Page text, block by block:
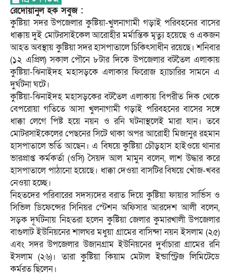
রেদোয়ানুল হক সবুজ :
কুষ্টিয়া সদর উপজেলার কুষ্টিয়া-খুলনাগামী গড়াই পরিবহনের বাসের
ধাক্কায় দুই মোটরসাইকেল আরোহীর মর্মান্তিক মৃত্যু হয়েছে ও একজন
আহত অবস্থায় কুষ্টিয়া সদর হাসপাতালে চিকিৎসাধীন রয়েছে। শনিবার
(১২ এপ্রিল) সকাল পৌনে ৮টার দিকে উপজেলার বটতৈল এলাকায়
কুষ্টিয়া-ঝিনাইদহ মহাসড়কে এলাকার ফিরোজ হ্যাচারির সামনে এ
দুর্ঘটনা ঘটে।
কুষ্টিয়া-ঝিনাইদহ মহাসড়কের বটতৈল এলাকায় বিপরীত দিক থেকে
বেপরোয়া গতিতে আসা খুলনাগামী গড়াই পরিবহনের বাসের সঙ্গে
ধাক্কা লেগে পিষ্ট হয়ে নয়ন ও রনি ঘটনাস্থলেই মারা যান। তবে
মোটরসাইকেলের পেছনের সিটে থাকা অপর আরোহী মিজানুর রহমান
হাসপাতালে ভর্তি আছেন। এ বিষয়ে কুষ্টিয়া চৌড়হাস হাইওয়ে থানার
ভারপ্রাপ্ত কর্মকর্তা (ওসি) সৈয়দ আল মামুন বলেন, লাশ উদ্ধার করে
হাসপাতালে পাঠানো হয়েছে। ধাক্কা দেওয়া বাসটির বিষয়ে খোঁজ-খবর
নেওয়া হচ্ছে।
নিহতদের পরিবারের সদস্যদের বরাত দিয়ে কুষ্টিয়া ফায়ার সার্ভিস ও
সিভিল ডিফেন্সের সিনিয়র স্টেশন অফিসার আরদেশ আলী বলেন,
সড়ক দূর্ঘটনায় নিহতরা হলেন কুষ্টিয়া জেলার কুমারখালী উপজেলার
বাগুলাট ইউনিয়নের শালঘর মধুয়া গ্রামের বাসিন্দা নয়ন ইসলাম (২৫)
এবং সদর উপজেলার উজানগ্রাম ইউনিয়নের দুর্বাচারা গ্রামের রনি
ইসলাম (২৬)। তারা কুষ্টিয়া কিয়াম মেটাল ইন্ডাস্ট্রিজ লিমিটেডে
কর্মরত ছিলেন।